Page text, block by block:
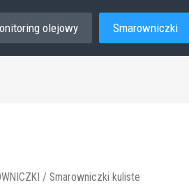
olejowy Smarowniczki
/ Smarowniczki kuliste